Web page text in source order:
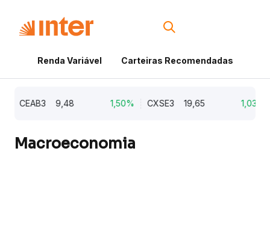
Renda Variável Carteiras Recomendadas
CEAB3 9,48 1,50% CXSE3 19,65 1,03%
Macroeconomia